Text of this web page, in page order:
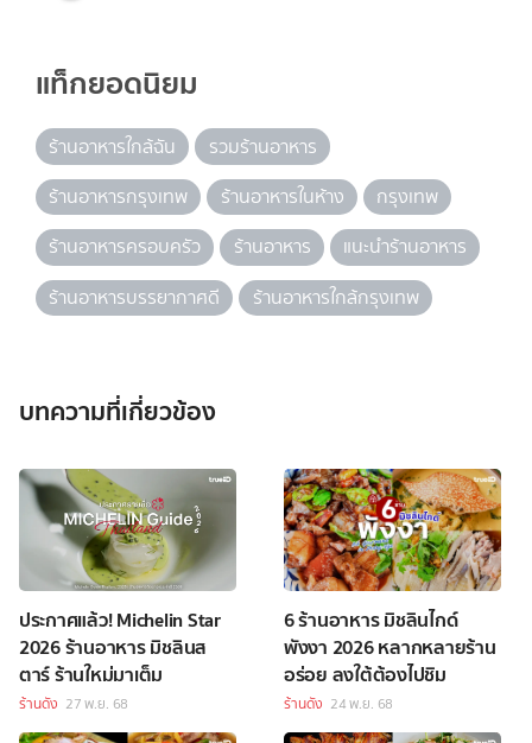
แท็กยอดนิยม
ร้านอาหารใกล้ฉัน
รวมร้านอาหาร
ร้านอาหารกรุงเทพ
ร้านอาหารในห้าง
กรุงเทพ
ร้านอาหารครอบครัว
ร้านอาหาร
แนะนำร้านอาหาร
ร้านอาหารบรรยากาศดี
ร้านอาหารใกล้กรุงเทพ
บทความที่เกี่ยวข้อง
ประกาศแล้ว! Michelin Star
2026 ร้านอาหาร มิชลินส
ตาร์ ร้านใหม่มาเต็ม
ร้านดัง 27 พ.ย. 68
6 ร้านอาหาร มิชลินไกด์
พังงา 2026 หลากหลายร้าน
อร่อย ลงใต้ต้องไปชิม
ร้านดัง 24 พ.ย. 68